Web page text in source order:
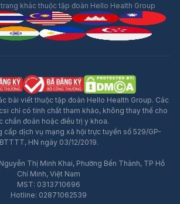
Quảng Cáo
khác thuộc tập đoàn Hello Health Group
bài viết thuộc tập đoàn Hello Health Group. Các
chỉ có tính chất tham khảo, không thay thế cho
chẩn đoán hoặc điều trị y khoa.
cấp dịch vụ mạng xã hội trực tuyến số 529/GP-
BTTTT, HN ngày 03/12/2019.
Thị Minh Khai, Phường Bến Thành, TP Hồ
Chí Minh, Việt Nam
MST: 0313710696
Hotline: 02871062539